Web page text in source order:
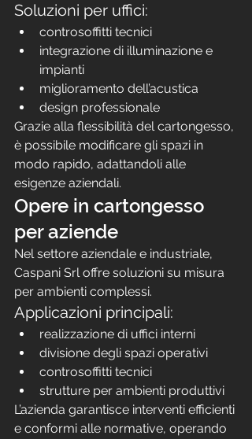
Soluzioni per uffici:
controsoffitti tecnici
integrazione di illuminazione e
impianti
miglioramento dell’acustica
design professionale
Grazie alla flessibilità del cartongesso,
è possibile modificare gli spazi in
modo rapido, adattandoli alle
esigenze aziendali.
Opere in cartongesso
per aziende
Nel settore aziendale e industriale,
Caspani Srl offre soluzioni su misura
per ambienti complessi.
Applicazioni principali:
realizzazione di uffici interni
divisione degli spazi operativi
controsoffitti tecnici
strutture per ambienti produttivi
L’azienda garantisce interventi efficienti
e conformi alle normative, operando